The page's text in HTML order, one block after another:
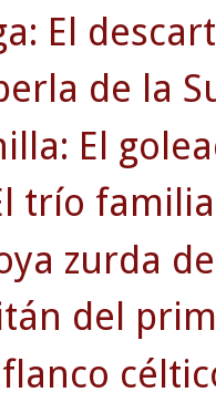
El
de la
El
trío
zurda
del
flanco